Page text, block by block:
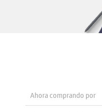
Ahora comprando por